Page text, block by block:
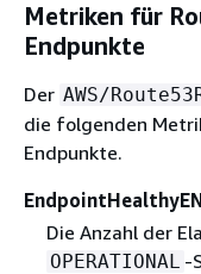
Metriken für
Endpunkte
Der AWS/
die folgenden
Endpunkte.
Die Anzahl der
OPERATIONAL -